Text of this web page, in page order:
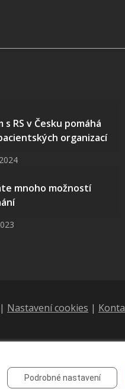
s RS v Česku pomáhá
organizací
mnoho možností
| Nastavení cookies |
Podrobné nastavení